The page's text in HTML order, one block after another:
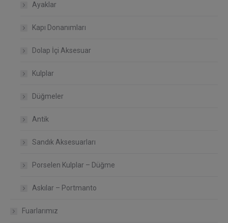
Ayaklar
Kapı Donanımları
Dolap İçi Aksesuar
Kulplar
Düğmeler
Antik
Sandık Aksesuarları
Porselen Kulplar – Düğme
Askılar – Portmanto
Fuarlarımız